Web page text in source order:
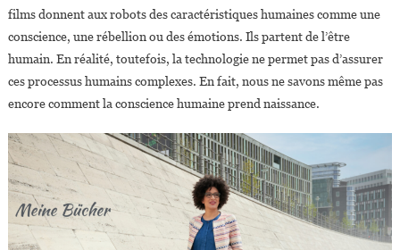
films donnent aux robots des caractéristiques humaines comme une
conscience, une rébellion ou des émotions. Ils partent de l’être
humain. En réalité, toutefois, la technologie ne permet pas d’assurer
ces processus humains complexes. En fait, nous ne savons même pas
encore comment la conscience humaine prend naissance.